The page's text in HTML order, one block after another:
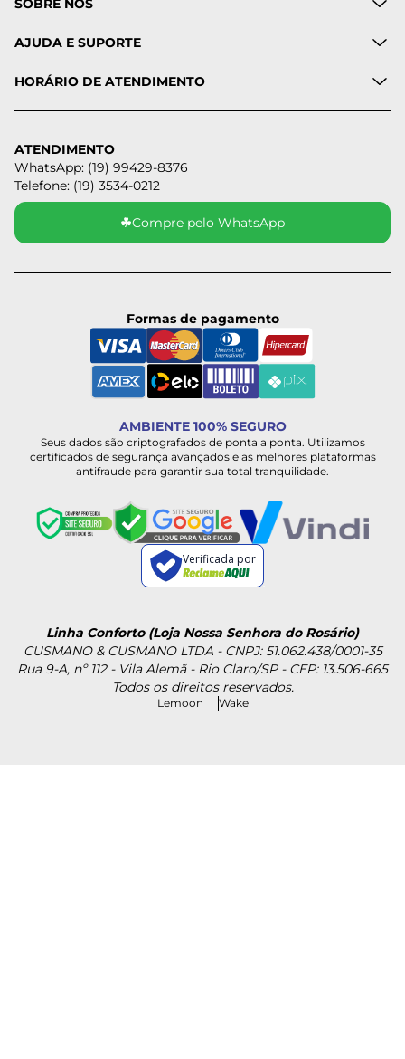
SOBRE NÓS
AJUDA E SUPORTE
HORÁRIO DE ATENDIMENTO
ATENDIMENTO
WhatsApp: (19) 99429-8376
Telefone: (19) 3534-0212
☘Compre pelo WhatsApp
Formas de pagamento
AMBIENTE 100% SEGURO
Seus dados são criptografados de ponta a ponta. Utilizamos
certificados de segurança avançados e as melhores plataformas
antifraude para garantir sua total tranquilidade.
Verificada por
Linha Conforto (Loja Nossa Senhora do Rosário)
CUSMANO & CUSMANO LTDA - CNPJ: 51.062.438/0001-35
Rua 9-A, nº 112 - Vila Alemã - Rio Claro/SP - CEP: 13.506-665
Todos os direitos reservados.
Lemoon Wake